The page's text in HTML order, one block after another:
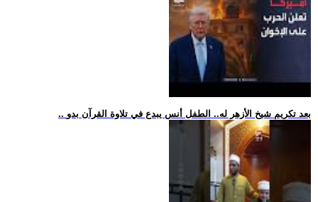
.. بعد تكريم شيخ الأزهر له.. الطفل أنس يبدع في تلاوة القرآن بدو